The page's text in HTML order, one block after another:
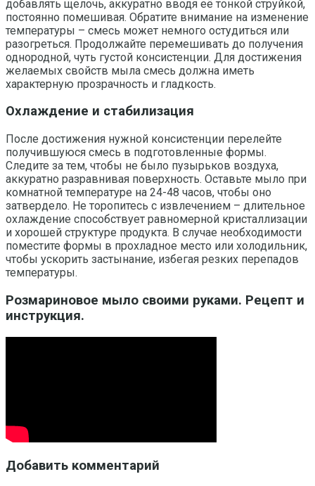
добавлять щелочь, аккуратно вводя её тонкой струйкой,
постоянно помешивая. Обратите внимание на изменение
температуры – смесь может немного остудиться или
разогреться. Продолжайте перемешивать до получения
однородной, чуть густой консистенции. Для достижения
желаемых свойств мыла смесь должна иметь
характерную прозрачность и гладкость.
Охлаждение и стабилизация
После достижения нужной консистенции перелейте
получившуюся смесь в подготовленные формы.
Следите за тем, чтобы не было пузырьков воздуха,
аккуратно разравнивая поверхность. Оставьте мыло при
комнатной температуре на 24-48 часов, чтобы оно
затвердело. Не торопитесь с извлечением – длительное
охлаждение способствует равномерной кристаллизации
и хорошей структуре продукта. В случае необходимости
поместите формы в прохладное место или холодильник,
чтобы ускорить застынание, избегая резких перепадов
температуры.
Розмариновое мыло своими руками. Рецепт и
инструкция.
Добавить комментарий